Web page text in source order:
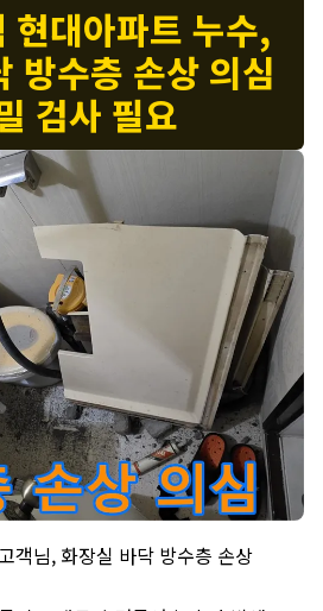
대아파트 누수,
방수층 손상 의심
검사 필요
객님, 화장실 바닥 방수층 손상